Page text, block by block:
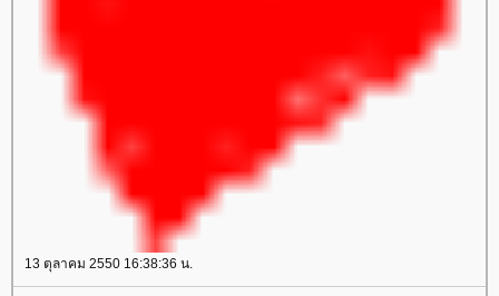
13 ตุลาคม 2550 16:38:36 น.